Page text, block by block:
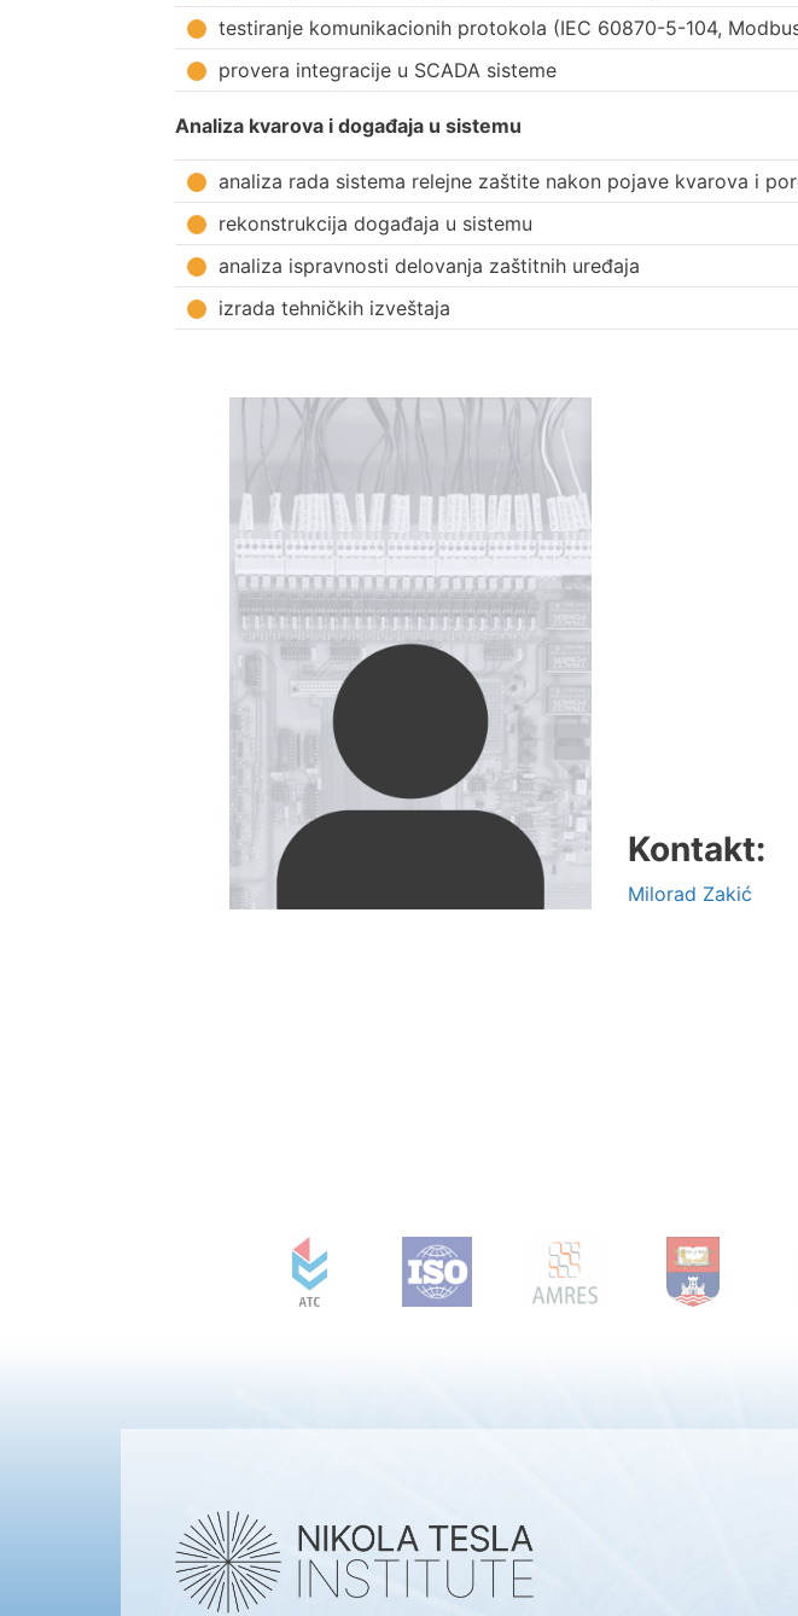
testiranje komunikacionih protokola (IEC 60870-5-104,
provera integracije u SCADA sisteme
Analiza kvarova i događaja u sistemu
analiza rada sistema relejne zaštite nakon pojave kvarova i
rekonstrukcija događaja u sistemu
analiza ispravnosti delovanja zaštitnih uređaja
izrada tehničkih izveštaja
Kontakt:
Milorad Zakić